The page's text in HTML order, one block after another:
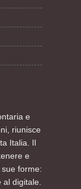
e
riunisce
Italia. Il
e
forme:
digitale.